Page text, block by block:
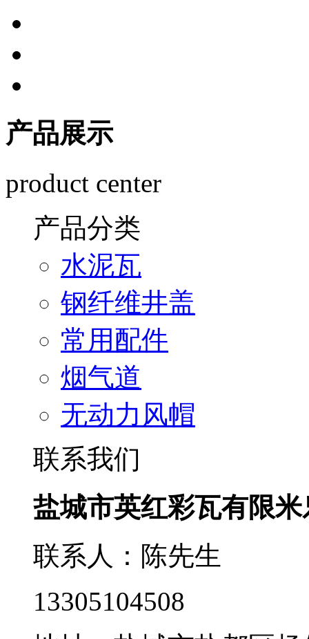
产品展示
product center
产品分类
水泥瓦
钢纤维井盖
常用配件
烟气道
无动力风帽
联系我们
盐城市英红彩瓦有限
联系人：陈先生
13305104508